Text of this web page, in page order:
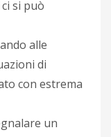
si può
alle
di
con estrema
un